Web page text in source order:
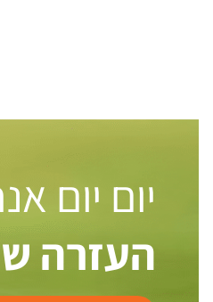
יום יום
העזרה